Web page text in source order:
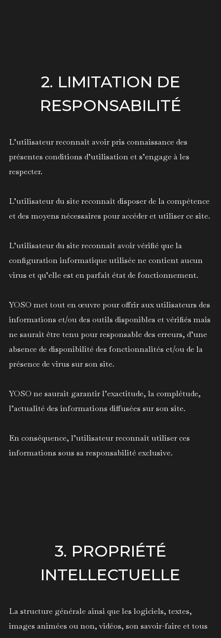
2. LIMITATION DE
RESPONSABILITÉ
L’utilisateur reconnaît avoir pris connaissance des
présentes conditions d’utilisation et s’engage à les
respecter.
L’utilisateur du site reconnaît disposer de la compétence
et des moyens nécessaires pour accéder et utiliser ce site.
L’utilisateur du site reconnaît avoir vérifié que la
configuration informatique utilisée ne contient aucun
virus et qu’elle est en parfait état de fonctionnement.
YOSO met tout en œuvre pour offrir aux utilisateurs des
informations et/ou des outils disponibles et vérifiés mais
ne saurait être tenu pour responsable des erreurs, d’une
absence de disponibilité des fonctionnalités et/ou de la
présence de virus sur son site.
YOSO ne saurait garantir l’exactitude, la complétude,
l’actualité des informations diffusées sur son site.
En conséquence, l’utilisateur reconnaît utiliser ces
informations sous sa responsabilité exclusive.
3. PROPRIÉTÉ
INTELLECTUELLE
La structure générale ainsi que les logiciels, textes,
images animées ou non, vidéos, son savoir-faire et tous